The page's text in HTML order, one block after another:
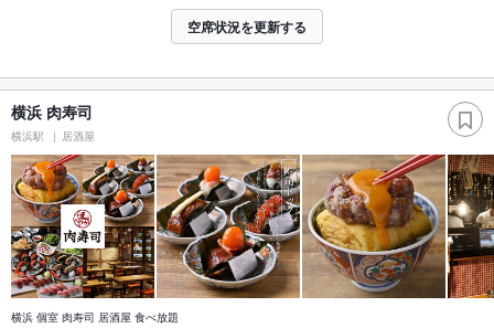
空席状況を更新する
横浜 肉寿司
横浜駅 居酒屋
横浜 個室 肉寿司 居酒屋 食べ放題